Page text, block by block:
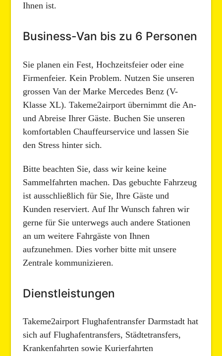
Ihnen ist.
Business-Van bis zu 6 Personen
Sie planen ein Fest, Hochzeitsfeier oder eine
Firmenfeier. Kein Problem. Nutzen Sie unseren
grossen Van der Marke Mercedes Benz (V-
Klasse XL). Takeme2airport übernimmt die An-
und Abreise Ihrer Gäste. Buchen Sie unseren
komfortablen Chauffeurservice und lassen Sie
den Stress hinter sich.
Bitte beachten Sie, dass wir keine keine
Sammelfahrten machen. Das gebuchte Fahrzeug
ist ausschließlich für Sie, Ihre Gäste und
Kunden reserviert. Auf Ihr Wunsch fahren wir
gerne für Sie unterwegs auch andere Stationen
an um weitere Fahrgäste von Ihnen
aufzunehmen. Dies vorher bitte mit unsere
Zentrale kommunizieren.
Dienstleistungen
Takeme2airport Flughafentransfer Darmstadt hat
sich auf Flughafentransfers, Städtetransfers,
Krankenfahrten sowie Kurierfahrten